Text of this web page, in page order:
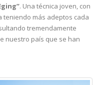
. Una técnica joven, con
teniendo más adeptos cada
tremendamente
nuestro país que se han